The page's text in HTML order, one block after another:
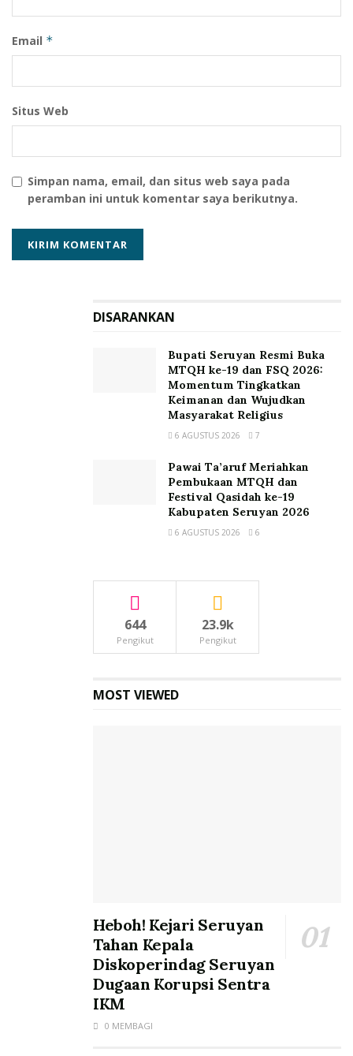
Email *
Situs Web
Simpan nama, email, dan situs web saya pada
peramban ini untuk komentar saya berikutnya.
DISARANKAN
Bupati Seruyan Resmi Buka
MTQH ke-19 dan FSQ 2026:
Momentum Tingkatkan
Keimanan dan Wujudkan
Masyarakat Religius
6 AGUSTUS 2026 7
Pawai Ta’aruf Meriahkan
Pembukaan MTQH dan
Festival Qasidah ke-19
Kabupaten Seruyan 2026
6 AGUSTUS 2026 6
644
Pengikut
23.9k
Pengikut
MOST VIEWED
Heboh! Kejari Seruyan
Tahan Kepala
Diskoperindag Seruyan
Dugaan Korupsi Sentra
IKM
0 MEMBAGI